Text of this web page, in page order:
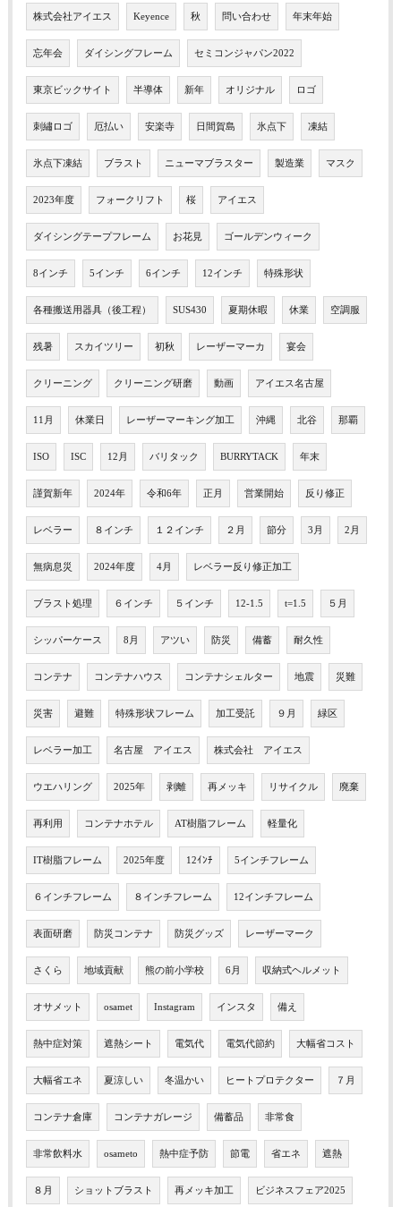
株式会社アイエス Keyence 秋 問い合わせ 年末年始
忘年会 ダイシングフレーム セミコンジャパン2022
東京ビックサイト 半導体 新年 オリジナル ロゴ
刺繡ロゴ 厄払い 安楽寺 日間賀島 氷点下 凍結
氷点下凍結 ブラスト ニューマブラスター 製造業 マスク
2023年度 フォークリフト 桜 アイエス
ダイシングテープフレーム お花見 ゴールデンウィーク
8インチ 5インチ 6インチ 12インチ 特殊形状
各種搬送用器具（後工程） SUS430 夏期休暇 休業 空調服
残暑 スカイツリー 初秋 レーザーマーカ 宴会
クリーニング クリーニング研磨 動画 アイエス名古屋
11月 休業日 レーザーマーキング加工 沖縄 北谷 那覇
ISO ISC 12月 バリタック BURRYTACK 年末
謹賀新年 2024年 令和6年 正月 営業開始 反り修正
レベラー ８インチ １２インチ ２月 節分 3月 2月
無病息災 2024年度 4月 レベラー反り修正加工
ブラスト処理 ６インチ ５インチ 12-1.5 t=1.5 ５月
シッパーケース 8月 アツい 防災 備蓄 耐久性
コンテナ コンテナハウス コンテナシェルター 地震 災難
災害 避難 特殊形状フレーム 加工受託 ９月 緑区
レベラー加工 名古屋 アイエス 株式会社 アイエス
ウエハリング 2025年 剥離 再メッキ リサイクル 廃棄
再利用 コンテナホテル AT樹脂フレーム 軽量化
IT樹脂フレーム 2025年度 12ｲﾝﾁ 5インチフレーム
６インチフレーム ８インチフレーム 12インチフレーム
表面研磨 防災コンテナ 防災グッズ レーザーマーク
さくら 地域貢献 熊の前小学校 6月 収納式ヘルメット
オサメット osamet Instagram インスタ 備え
熱中症対策 遮熱シート 電気代 電気代節約 大幅省コスト
大幅省エネ 夏涼しい 冬温かい ヒートプロテクター ７月
コンテナ倉庫 コンテナガレージ 備蓄品 非常食
非常飲料水 osameto 熱中症予防 節電 省エネ 遮熱
８月 ショットブラスト 再メッキ加工 ビジネスフェア2025